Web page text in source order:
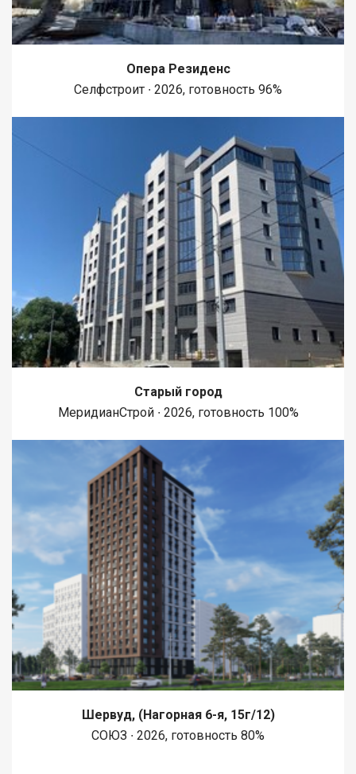
Опера Резиденс
Селфстроит ∙ 2026, готовность 96%
Старый город
МеридианСтрой ∙ 2026, готовность 100%
Шервуд, (Нагорная 6-я, 15г/12)
СОЮЗ ∙ 2026, готовность 80%